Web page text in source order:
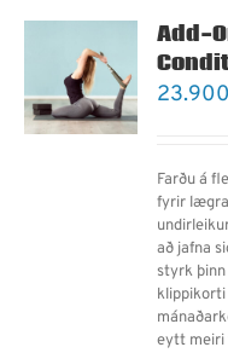
Add-
23.900
Farðu á
fyrir
að jafna
styrk
klippikorti
eytt meiri